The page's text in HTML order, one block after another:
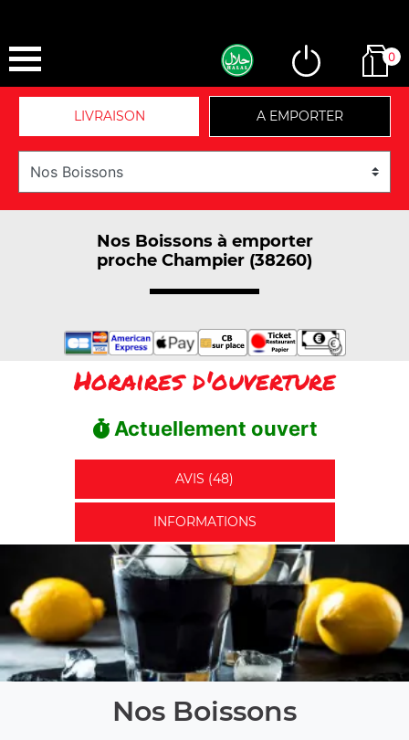
0
LIVRAISON A EMPORTER
Nos Boissons à emporter
proche Champier (38260)
Horaires d'ouverture
Actuellement ouvert
AVIS (48)
INFORMATIONS
Nos Boissons